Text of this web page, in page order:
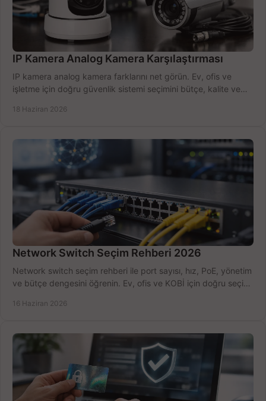
IP Kamera Analog Kamera Karşılaştırması
IP kamera analog kamera farklarını net görün. Ev, ofis ve
işletme için doğru güvenlik sistemi seçimini bütçe, kalite ve
18 Haziran 2026
Network Switch Seçim Rehberi 2026
Network switch seçim rehberi ile port sayısı, hız, PoE, yönetim
ve bütçe dengesini öğrenin. Ev, ofis ve KOBİ için doğru seçimi
16 Haziran 2026